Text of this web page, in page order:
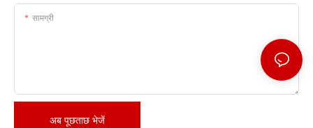
सामग्री
अब पूछताछ भेजें